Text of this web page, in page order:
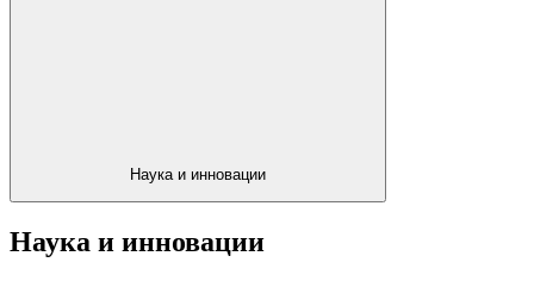
Наука и инновации
Наука и инновации